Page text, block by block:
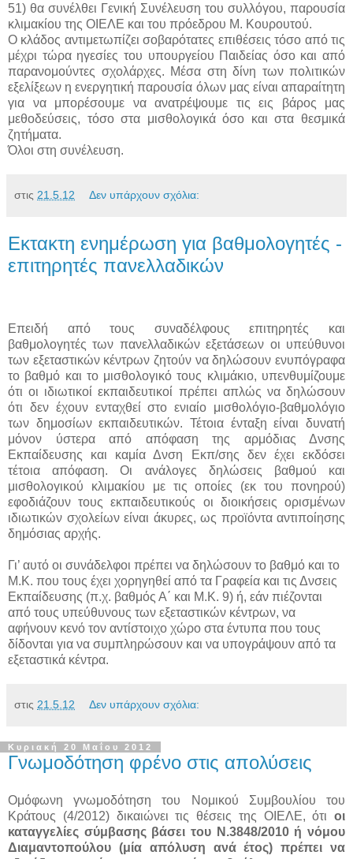
51) θα συνέλθει Γενική Συνέλευση του συλλόγου, παρουσία
κλιμακίου της ΟΙΕΛΕ και του πρόεδρου Μ. Κουρουτού.
Ο κλάδος αντιμετωπίζει σοβαρότατες επιθέσεις τόσο από τις
μέχρι τώρα ηγεσίες του υπουργείου Παιδείας όσο και από
παρανομούντες σχολάρχες. Μέσα στη δίνη των πολιτικών
εξελίξεων η ενεργητική παρουσία όλων μας είναι απαραίτητη
για να μπορέσουμε να ανατρέψουμε τις εις βάρος μας
μεθοδεύσεις, τόσο στα μισθολογικά όσο και στα θεσμικά
ζητήματα.
Όλοι στη συνέλευση.
στις 21.5.12 Δεν υπάρχουν σχόλια:
Εκτακτη ενημέρωση για βαθμολογητές -
επιτηρητές πανελλαδικών
Επειδή από τους συναδέλφους επιτηρητές και
βαθμολογητές των πανελλαδικών εξετάσεων οι υπεύθυνοι
των εξεταστικών κέντρων ζητούν να δηλώσουν ενυπόγραφα
το βαθμό και το μισθολογικό τους κλιμάκιο, υπενθυμίζουμε
ότι οι ιδιωτικοί εκπαιδευτικοί πρέπει απλώς να δηλώσουν
ότι δεν έχουν ενταχθεί στο ενιαίο μισθολόγιο-βαθμολόγιο
των δημοσίων εκπαιδευτικών. Τέτοια ένταξη είναι δυνατή
μόνον ύστερα από απόφαση της αρμόδιας Δνσης
Εκπαίδευσης και καμία Δνση Εκπ/σης δεν έχει εκδόσει
τέτοια απόφαση. Οι ανάλογες δηλώσεις βαθμού και
μισθολογικού κλιμακίου με τις οποίες (εκ του πονηρού)
εφοδιάζουν τους εκπαιδευτικούς οι διοικήσεις ορισμένων
ιδιωτικών σχολείων είναι άκυρες, ως προϊόντα αντιποίησης
δημόσιας αρχής.
Γι’ αυτό οι συνάδελφοι πρέπει να δηλώσουν το βαθμό και το
Μ.Κ. που τους έχει χορηγηθεί από τα Γραφεία και τις Δνσεις
Εκπαίδευσης (π.χ. βαθμός Α΄ και Μ.Κ. 9) ή, εάν πιέζονται
από τους υπεύθυνους των εξεταστικών κέντρων, να
αφήνουν κενό τον αντίστοιχο χώρο στα έντυπα που τους
δίδονται για να συμπληρώσουν και να υπογράψουν από τα
εξεταστικά κέντρα.
στις 21.5.12 Δεν υπάρχουν σχόλια:
Κυριακή 20 Μαΐου 2012
Γνωμοδότηση φρένο στις απολύσεις
Ομόφωνη γνωμοδότηση του Νομικού Συμβουλίου του
Κράτους (4/2012) δικαιώνει τις θέσεις της ΟΙΕΛΕ, ότι οι
καταγγελίες σύμβασης βάσει του Ν.3848/2010 ή νόμου
Διαμαντοπούλου (μία απόλυση ανά έτος) πρέπει να